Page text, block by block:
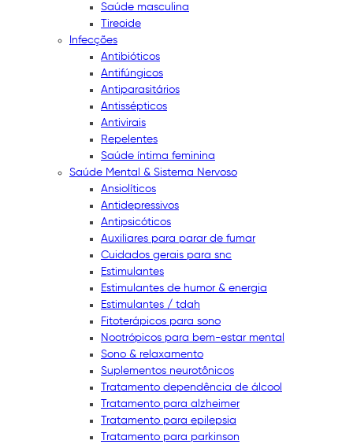
Saúde masculina
Tireoide
Infecções
Antibióticos
Antifúngicos
Antiparasitários
Antissépticos
Antivirais
Repelentes
Saúde íntima feminina
Saúde Mental & Sistema Nervoso
Ansiolíticos
Antidepressivos
Antipsicóticos
Auxiliares para parar de fumar
Cuidados gerais para snc
Estimulantes
Estimulantes de humor & energia
Estimulantes / tdah
Fitoterápicos para sono
Nootrópicos para bem-estar mental
Sono & relaxamento
Suplementos neurotônicos
Tratamento dependência de álcool
Tratamento para alzheimer
Tratamento para epilepsia
Tratamento para parkinson